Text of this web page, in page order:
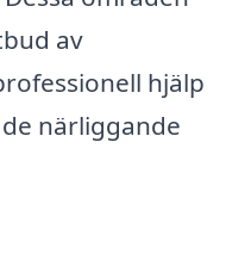
av
hjälp
närliggande